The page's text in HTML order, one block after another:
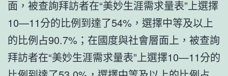
面，被查詢拜訪者在“美妙生涯需求量表”上選擇
10—11分的比例到達了54%，選擇中等及以上
的比例占90.7%；在國度與社會層面上，被查詢
拜訪者在“美妙生涯需求量表”上選擇10—11分的